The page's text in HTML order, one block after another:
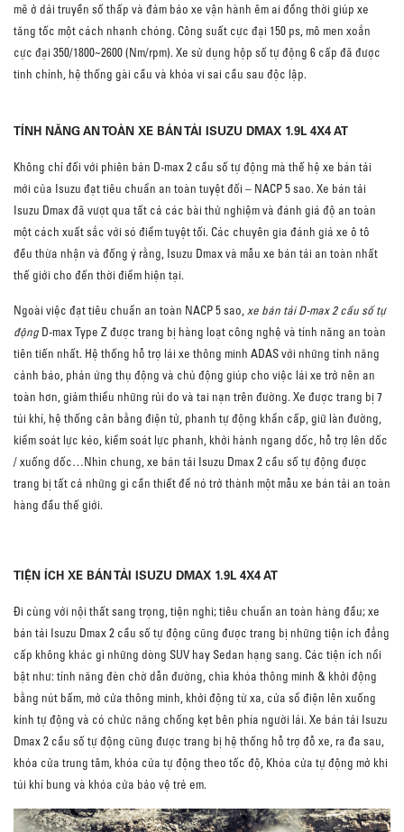
mẽ ở dải truyền số thấp và đảm bảo xe vận hành êm ai đồng thời giúp xe
tăng tốc một cách nhanh chóng. Công suất cực đại 150 ps, mô men xoắn
cực đại 350/1800~2600 (Nm/rpm). Xe sử dụng hộp số tự động 6 cấp đã được
tinh chỉnh, hệ thống gài cầu và khóa vi sai cầu sau độc lập.
TÍNH NĂNG AN TOÀN XE BÁN TẢI ISUZU DMAX 1.9L 4X4 AT
Không chỉ đối với phiên bản D-max 2 cầu số tự động mà thế hệ xe bán tải
mới của Isuzu đạt tiêu chuẩn an toàn tuyệt đối – NACP 5 sao. Xe bán tải
Isuzu Dmax đã vượt qua tất cả các bài thử nghiệm và đánh giá độ an toàn
một cách xuất sắc với só điểm tuyệt tối. Các chuyên gia đánh giá xe ô tô
đều thừa nhận và đống ý rằng, Isuzu Dmax và mẫu xe bán tải an toàn nhất
thế giới cho đến thời điểm hiện tại.
Ngoài việc đạt tiêu chuẩn an toàn NACP 5 sao, xe bán tải D-max 2 cầu số tự
động D-max Type Z được trang bị hàng loạt công nghệ và tính năng an toàn
tiên tiến nhất. Hệ thống hỗ trợ lái xe thông minh ADAS với những tính năng
cảnh báo, phản ứng thụ động và chủ động giúp cho việc lái xe trở nên an
toàn hơn, giảm thiểu những rủi do và tai nạn trên đường. Xe được trang bị 7
túi khí, hệ thống cân bằng điện tử, phanh tự động khẩn cấp, giữ làn đường,
kiểm soát lực kéo, kiểm soát lực phanh, khởi hành ngang dốc, hỗ trợ lên dốc
/ xuống dốc…Nhìn chung, xe bán tải Isuzu Dmax 2 cầu số tự động được
trang bị tất cả những gì cần thiết để nó trở thành một mẫu xe bán tải an toàn
hàng đầu thế giới.
TIỆN ÍCH XE BÁN TẢI ISUZU DMAX 1.9L 4X4 AT
Đi cùng với nội thất sang trọng, tiện nghi; tiêu chuẩn an toàn hàng đầu; xe
bán tải Isuzu Dmax 2 cầu số tự động cũng được trang bị những tiện ích đẳng
cấp không khác gì những dòng SUV hay Sedan hạng sang. Các tiện ích nổi
bật như: tính năng đèn chờ dẫn đường, chìa khóa thông minh & khởi động
bằng nút bấm, mở cửa thông minh, khởi động từ xa, cửa sổ điện lên xuống
kính tự động và có chức năng chống kẹt bên phía người lái. Xe bán tải Isuzu
Dmax 2 cầu số tự động cũng được trang bị hệ thống hỗ trợ đỗ xe, ra đa sau,
khóa cửa trung tâm, khóa cửa tự động theo tốc độ, Khóa cửa tự động mở khi
túi khí bung và khóa cửa bảo vệ trẻ em.